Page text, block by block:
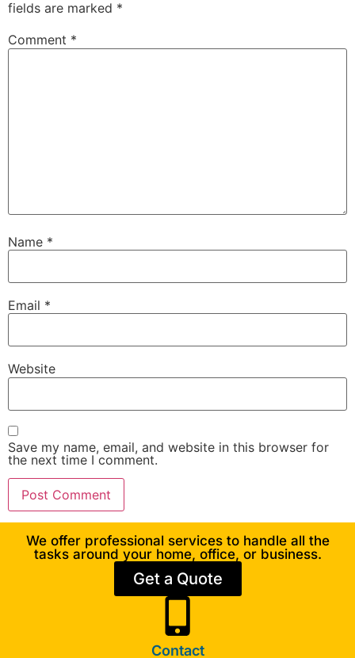
fields are marked *
Comment *
Name *
Email *
Website
Save my name, email, and website in this browser for
the next time I comment.
We offer professional services to handle all the
tasks around your home, office, or business.
Get a Quote
Contact